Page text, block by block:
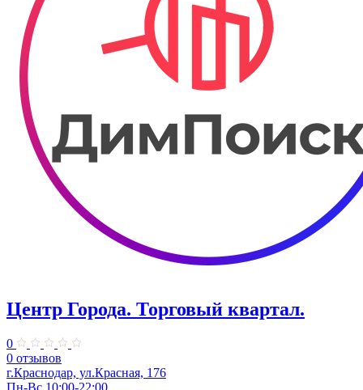
Центр Города. ​Торговый квартал.
0
0 отзывов
г.Краснодар, ул.Красная, 176
Пн-Вс 10:00-22:00